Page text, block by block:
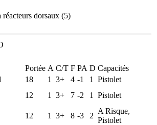
réacteurs dorsaux (5)
Portée A C/T F PA D Capacités
18 1 3+ 4 -1 1
Pistolet
12 1 3+ 7 -2 1
Pistolet
12 1 3+ 8 -3 2
A Risque,
Pistolet